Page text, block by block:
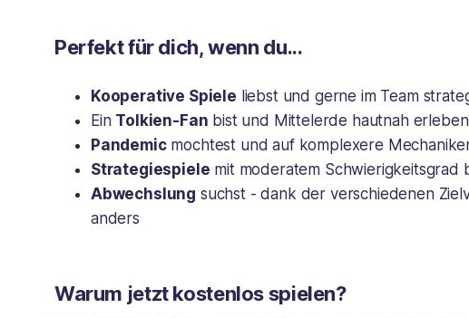
Perfekt für dich, wenn du...
Kooperative Spiele liebst und gerne im Team
Ein Tolkien-Fan bist und Mittelerde hautnah
Pandemicmochtest und auf komplexere
Strategiespiele mit moderatem Schwierigkeitsgrad
Abwechslung suchst - dank der verschiedenen
anders
Warum jetzt kostenlos spielen?